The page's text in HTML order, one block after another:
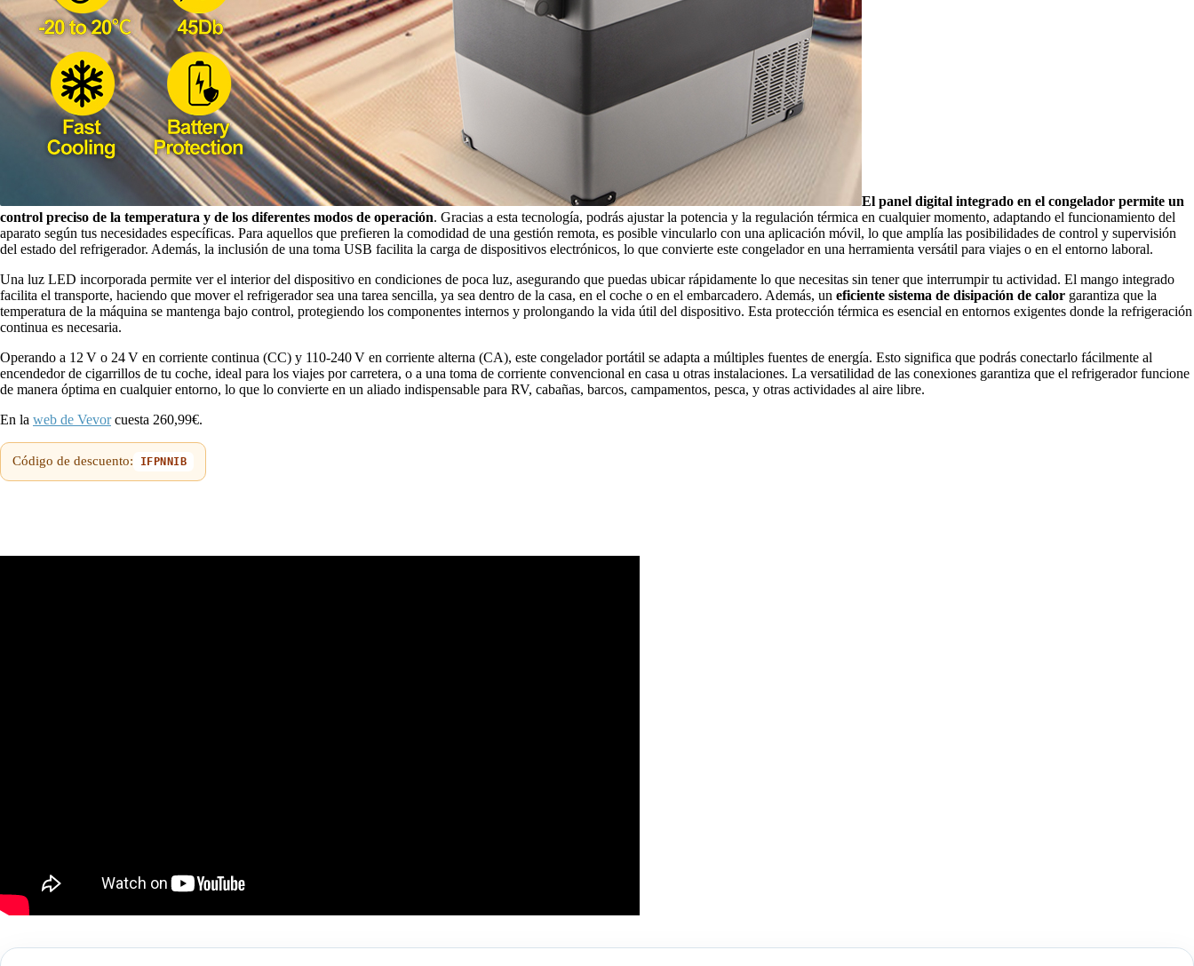
El panel digital integrado en el congelador permite un
control preciso de la temperatura y de los diferentes modos de operación. Gracias a esta tecnología, podrás ajustar la potencia y la regulación térmica en cualquier momento, adaptando el funcionamiento del
aparato según tus necesidades específicas. Para aquellos que prefieren la comodidad de una gestión remota, es posible vincularlo con una aplicación móvil, lo que amplía las posibilidades de control y supervisión
del estado del refrigerador. Además, la inclusión de una toma USB facilita la carga de dispositivos electrónicos, lo que convierte este congelador en una herramienta versátil para viajes o en el entorno laboral.
Una luz LED incorporada permite ver el interior del dispositivo en condiciones de poca luz, asegurando que puedas ubicar rápidamente lo que necesitas sin tener que interrumpir tu actividad. El mango integrado
facilita el transporte, haciendo que mover el refrigerador sea una tarea sencilla, ya sea dentro de la casa, en el coche o en el embarcadero. Además, un eficiente sistema de disipación de calor garantiza que la
temperatura de la máquina se mantenga bajo control, protegiendo los componentes internos y prolongando la vida útil del dispositivo. Esta protección térmica es esencial en entornos exigentes donde la refrigeración
continua es necesaria.
Operando a 12 V o 24 V en corriente continua (CC) y 110-240 V en corriente alterna (CA), este congelador portátil se adapta a múltiples fuentes de energía. Esto significa que podrás conectarlo fácilmente al
encendedor de cigarrillos de tu coche, ideal para los viajes por carretera, o a una toma de corriente convencional en casa u otras instalaciones. La versatilidad de las conexiones garantiza que el refrigerador funcione
de manera óptima en cualquier entorno, lo que lo convierte en un aliado indispensable para RV, cabañas, barcos, campamentos, pesca, y otras actividades al aire libre.
En la web de Vevorcuesta 260,99€.
Código de descuento: IFPNNIB